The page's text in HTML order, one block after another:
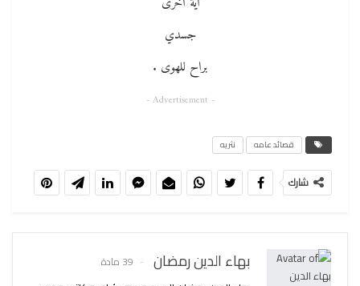
جسدي
براح للهوى .
- Advertisement -
قصائد عامه نثريه
شارك
بهاء الدين رمضان 39 مادة